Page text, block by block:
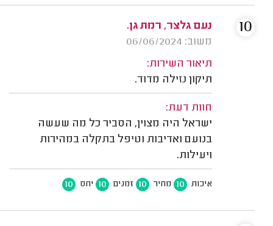
נעם גלצר, רמת גן.
משוב: 06/06/2024
תיאור השירות:
תיקון נזילה מדוד.
חוות דעת:
ישראל היה מצוין, הסביר כל מה שעשה
בנועם ואדיבות וטיפל בתקלה במהירות
ויעילות.
איכות 10 מחיר 10 זמנים 10 יחס 10
10